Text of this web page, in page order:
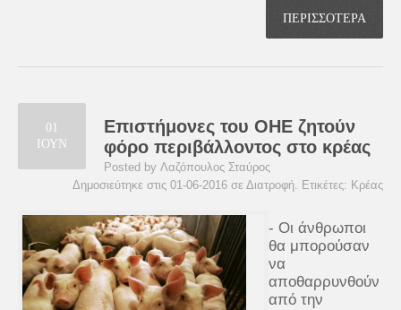
ΠΕΡΙΣΣΟΤΕΡΑ
01
ΙΟΥΝ
Επιστήμονες του ΟΗΕ ζητούν
φόρο περιβάλλοντος στο κρέας
Posted by Λαζόπουλος Σταύρος
Δημοσιεύτηκε στις 01-06-2016 σε Διατροφή. Ετικέτες: Κρέας
- Οι άνθρωποι
θα μπορούσαν
να
αποθαρρυνθούν
από την